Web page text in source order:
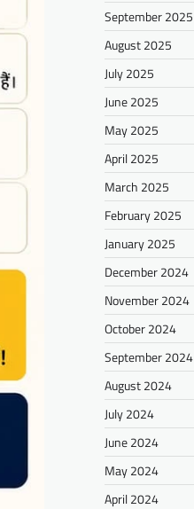
September 2025
August 2025
July 2025
June 2025
May 2025
April 2025
March 2025
February 2025
January 2025
December 2024
November 2024
October 2024
September 2024
August 2024
July 2024
June 2024
May 2024
April 2024